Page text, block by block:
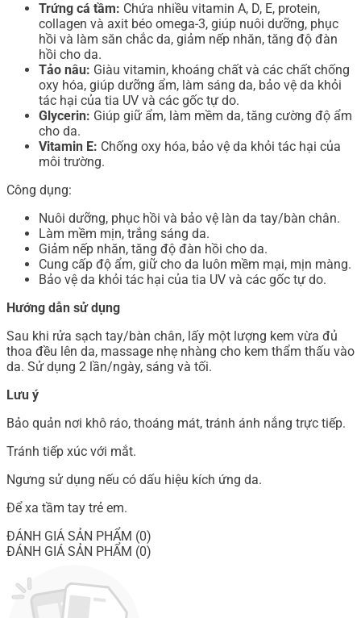
Trứng cá tầm: Chứa nhiều vitamin A, D, E, protein,
collagen và axit béo omega-3, giúp nuôi dưỡng, phục
hồi và làm săn chắc da, giảm nếp nhăn, tăng độ đàn
hồi cho da.
Tảo nâu: Giàu vitamin, khoáng chất và các chất chống
oxy hóa, giúp dưỡng ẩm, làm sáng da, bảo vệ da khỏi
tác hại của tia UV và các gốc tự do.
Glycerin: Giúp giữ ẩm, làm mềm da, tăng cường độ ẩm
cho da.
Vitamin E: Chống oxy hóa, bảo vệ da khỏi tác hại của
môi trường.
Công dụng:
Nuôi dưỡng, phục hồi và bảo vệ làn da tay/bàn chân.
Làm mềm mịn, trắng sáng da.
Giảm nếp nhăn, tăng độ đàn hồi cho da.
Cung cấp độ ẩm, giữ cho da luôn mềm mại, mịn màng.
Bảo vệ da khỏi tác hại của tia UV và các gốc tự do.
Hướng dẫn sử dụng
Sau khi rửa sạch tay/bàn chân, lấy một lượng kem vừa đủ
thoa đều lên da, massage nhẹ nhàng cho kem thẩm thấu vào
da. Sử dụng 2 lần/ngày, sáng và tối.
Lưu ý
Bảo quản nơi khô ráo, thoáng mát, tránh ánh nắng trực tiếp.
Tránh tiếp xúc với mắt.
Ngưng sử dụng nếu có dấu hiệu kích ứng da.
Để xa tầm tay trẻ em.
ĐÁNH GIÁ SẢN PHẨM (0)
ĐÁNH GIÁ SẢN PHẨM (0)